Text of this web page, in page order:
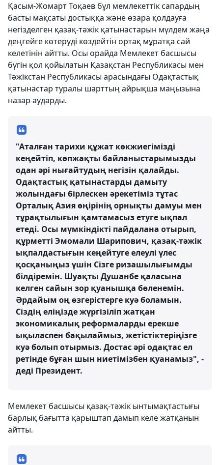
Қасым-Жомарт Тоқаев бұл мемлекеттік сапардың
басты мақсаты достыққа және өзара қолдауға
негізделген қазақ-тәжік қатынастарын мүлдем жаңа
деңгейге көтеруді көздейтін ортақ мұратқа сай
келетінін айтты. Осы орайда Мемлекет басшысы
бүгін қол қойылатын Қазақстан Республикасы мен
Тәжікстан Республикасы арасындағы Одақтастық
қатынастар туралы шарттың айрықша маңызына
назар аударды.
"Аталған тарихи құжат көкжиегімізді
кеңейтіп, көпжақты байланыстарымызды
одан әрі нығайтудың негізін қалайды.
Одақтастық қатынастарды дамыту
жолындағы бірлескен әрекетіміз тұтас
Орталық Азия өңірінің орнықты дамуы мен
тұрақтылығын қамтамасыз етуге ықпал
етеді. Осы мүмкіндікті пайдалана отырып,
құрметті Эмомали Шарипович, қазақ-тәжік
ықпалдастығын кеңейтуге елеулі үлес
қосқаныңыз үшін Сізге ризашылығымды
білдіремін. Шуақты Душанбе қаласына
келген сайын зор қуанышқа бөленемін.
Әрдайым оң өзгерістерге куә боламын.
Сіздің еліңізде жүргізіліп жатқан
экономикалық реформаларды ерекше
ықыласпен бақылаймыз, жетістіктеріңізге
куә болып отырмыз. Достас әрі одақтас ел
ретінде бұған шын ниетімізбен қуанамыз", -
деді Президент.
Мемлекет басшысы қазақ-тәжік ынтымақтастығы
барлық бағытта қарыштап дамып келе жатқанын
айтты.